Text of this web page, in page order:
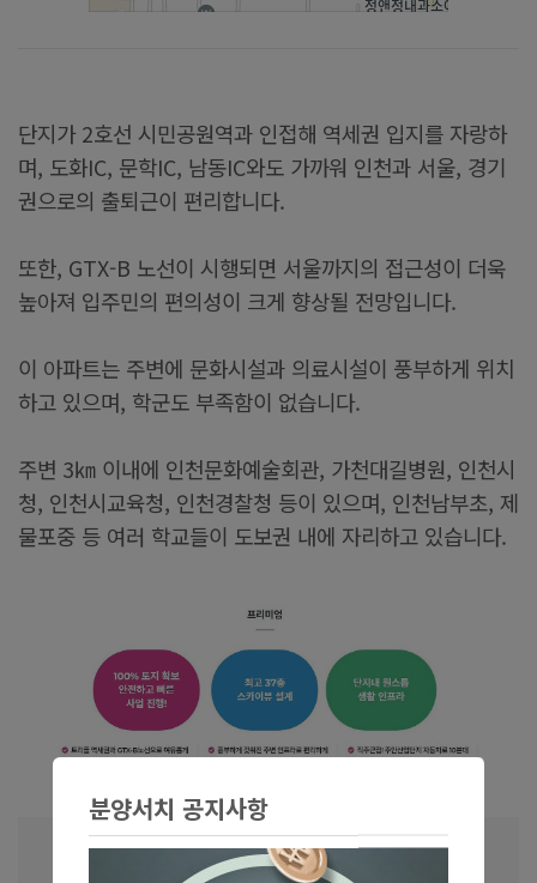
분양서치 공지사항
단지가 2호선 시민공원역과 인접해 역세권 입지를 자랑하
며, 도화IC, 문학IC, 남동IC와도 가까워 인천과 서울, 경기
권으로의 출퇴근이 편리합니다.
또한, GTX-B 노선이 시행되면 서울까지의 접근성이 더욱
높아져 입주민의 편의성이 크게 향상될 전망입니다.
이 아파트는 주변에 문화시설과 의료시설이 풍부하게 위치
하고 있으며, 학군도 부족함이 없습니다.
주변 3㎞ 이내에 인천문화예술회관, 가천대길병원, 인천시
청, 인천시교육청, 인천경찰청 등이 있으며, 인천남부초, 제
물포중 등 여러 학교들이 도보권 내에 자리하고 있습니다.